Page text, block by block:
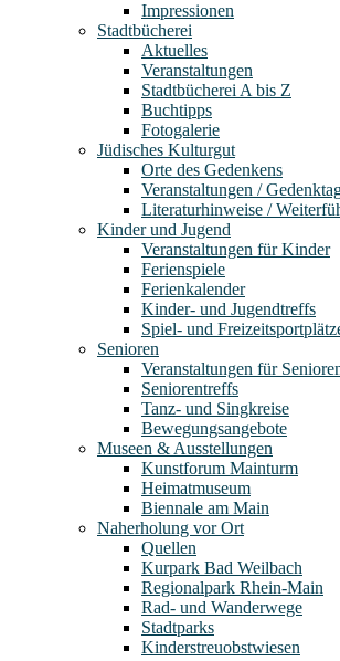
Impressionen
Stadtbücherei
Aktuelles
Veranstaltungen
Stadtbücherei A bis Z
Buchtipps
Fotogalerie
Jüdisches Kulturgut
Orte des Gedenkens
Veranstaltungen /
Literaturhinweise /
Kinder und Jugend
Veranstaltungen für Kinder
Ferienspiele
Ferienkalender
Kinder- und Jugendtreffs
Spiel- und
Senioren
Veranstaltungen für
Seniorentreffs
Tanz- und Singkreise
Bewegungsangebote
Museen & Ausstellungen
Kunstforum Mainturm
Heimatmuseum
Biennale am Main
Naherholung vor Ort
Quellen
Kurpark Bad Weilbach
Regionalpark Rhein-Main
Rad- und Wanderwege
Stadtparks
Kinderstreuobstwiesen